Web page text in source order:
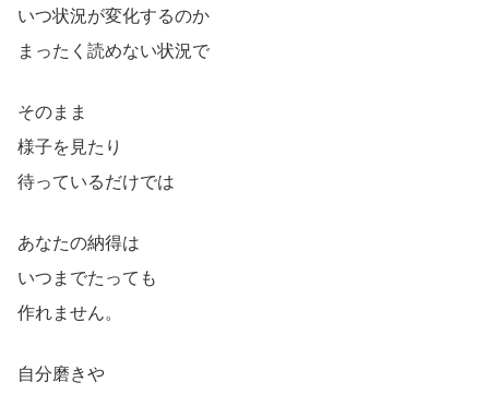
いつ状況が変化するのか
まったく読めない状況で
そのまま
様子を見たり
待っているだけでは
あなたの納得は
いつまでたっても
作れません。
自分磨きや